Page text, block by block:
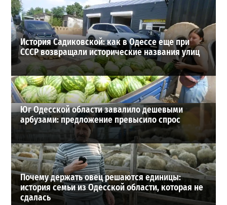
ВИБОР РЕДАКЦИИ
История Садиковской: как в Одессе еще при
СССР возвращали исторические названия улиц
Юг Одесской области завалило дешевыми
арбузами: предложение превысило спрос
Почему держать овец решаются единицы:
история семьи из Одесской области, которая не
сдалась